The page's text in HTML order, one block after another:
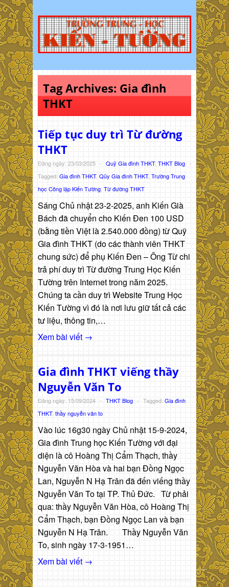
Tag Archives: Gia đình
THKT
Tiếp tục duy trì Từ đường
THKT
Đăng ngày: 23/03/2025 - Quỹ Gia đình THKT, THKT Blog -
Tagged: Gia đình THKT, Qũy Gia đình THKT, Trường Trung
học Công lập Kiến Tường Từ đường THKT
Sáng Chủ nhật 23-2-2025, anh Kiến Già
Bách đã chuyển cho Kiến Đen 100 USD
(bằng tiền Việt là 2.540.000 đồng) từ Quỹ
Gia đình THKT (do các thành viên THKT
chung sức) để phụ Kiến Đen – Ông Từ chi
trả phí duy trì Từ đường Trung Học Kiến
Tường trên Internet trong năm 2025.
Chúng ta cần duy trì Website Trung Học
Kiến Tường vì đó là nơi lưu giữ tất cả các
tư liệu, thông tin,…
Xem bài viết →
Gia đình THKT viếng thầy
Nguyễn Văn To
Đăng ngày: 15/09/2024 - THKT Blog - Tagged: Gia đình
THKT, thầy nguyễn văn to
Vào lúc 16g30 ngày Chủ nhật 15-9-2024,
Gia đình Trung học Kiến Tường với đại
diện là cô Hoàng Thị Cẩm Thạch, thầy
Nguyễn Văn Hòa và hai bạn Đồng Ngọc
Lan, Nguyễn N Hạ Trân đã đến viếng thầy
Nguyễn Văn To tại TP. Thủ Đức. Từ phải
qua: thầy Nguyễn Văn Hòa, cô Hoàng Thị
Cẩm Thạch, bạn Đồng Ngọc Lan và bạn
Nguyễn N Hạ Trân. Thầy Nguyễn Văn
To, sinh ngày 17-3-1951…
Xem bài viết →